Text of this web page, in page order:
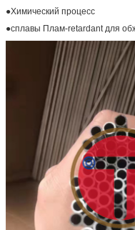
●Химический процесс
●сплавы Плам-retardant для